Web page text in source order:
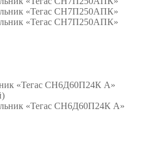
«Тегас СН6Д60П24К А»